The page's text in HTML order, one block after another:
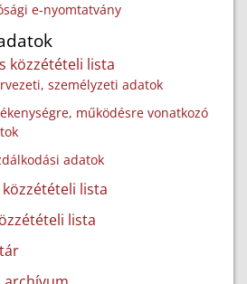
e-nyomtatvány
közzétételi lista
személyzeti adatok
működésre vonatkozó
adatok
lista
lista